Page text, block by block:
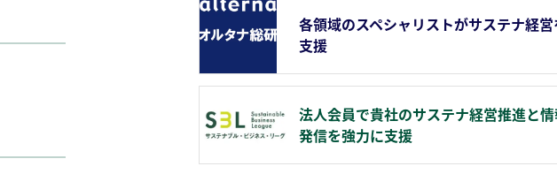
各領域のスペシャリストがサステナ経
支援
法人会員で貴社のサステナ経営推進と
発信を強力に支援